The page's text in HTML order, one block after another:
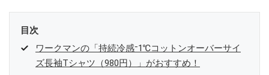
目次
ワークマンの「持続冷感⁻1℃コットンオーバーサイ
ズ長袖Tシャツ（980円）」がおすすめ！